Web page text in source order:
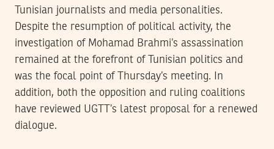
Tunisian journalists and media personalities.
Despite the resumption of political activity, the
investigation of Mohamad Brahmi’s assassination
remained at the forefront of Tunisian politics and
was the focal point of Thursday’s meeting. In
addition, both the opposition and ruling coalitions
have reviewed UGTT’s latest proposal for a renewed
dialogue.